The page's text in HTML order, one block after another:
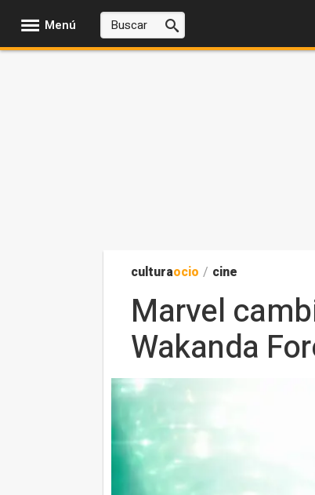
Menú
culturaocio / cine
Marvel
Wakanda